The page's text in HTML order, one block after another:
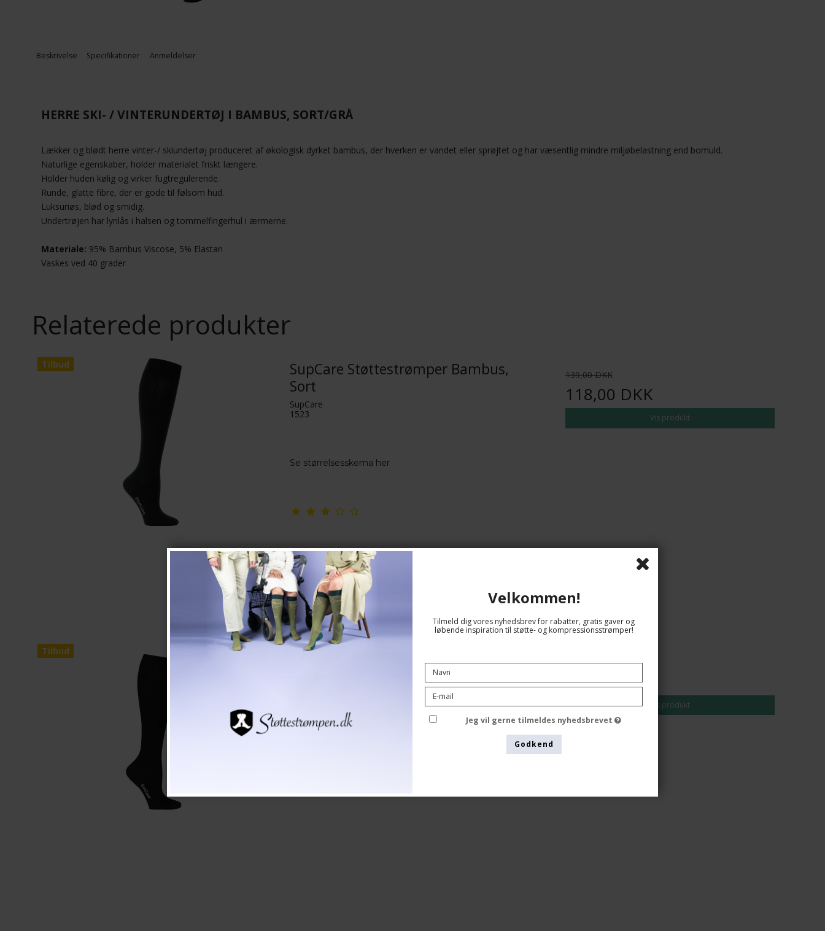
Beskrivelse Specifikationer Anmeldelser
HERRE SKI- / VINTERUNDERTØJ I BAMBUS, SORT/GRÅ
Lækker og blødt herre vinter-/ skiundertøj produceret af økologisk dyrket bambus, der hverken er vandet eller sprøjtet og har væsentlig mindre miljøbelastning end bomuld.
Naturlige egenskaber, holder materialet friskt længere.
Holder huden kølig og virker fugtregulerende.
Runde, glatte fibre, der er gode til følsom hud.
Luksuriøs, blød og smidig.
Undertrøjen har lynlås i halsen og tommelfingerhul i ærmerne.
Materiale: 95% Bambus Viscose, 5% Elastan
Vaskes ved 40 grader
Relaterede produkter
Tilbud
SupCare Støttestrømper Bambus,
Sort
SupCare
1523
Se størrelsesskema her
139,00 DKK
118,00 DKK
Vis produkt
Tilbud Støttestrømper Bambus, Sort Rib
Se størrelsesskema her
139,00 DKK
118,00 DKK
Vis produkt
Velkommen!
Tilmeld dig vores nyhedsbrev for rabatter, gratis gaver og
løbende inspiration til støtte- og kompressionsstrømper!
Jeg vil gerne tilmeldes nyhedsbrevet
Godkend